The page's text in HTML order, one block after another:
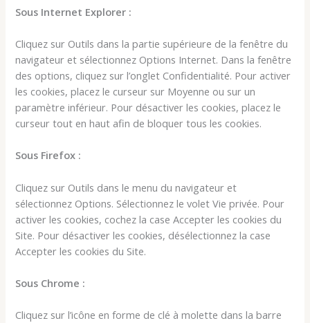
Sous Internet Explorer :
Cliquez sur Outils dans la partie supérieure de la fenêtre du
navigateur et sélectionnez Options Internet. Dans la fenêtre
des options, cliquez sur l’onglet Confidentialité. Pour activer
les cookies, placez le curseur sur Moyenne ou sur un
paramètre inférieur. Pour désactiver les cookies, placez le
curseur tout en haut afin de bloquer tous les cookies.
Sous Firefox :
Cliquez sur Outils dans le menu du navigateur et
sélectionnez Options. Sélectionnez le volet Vie privée. Pour
activer les cookies, cochez la case Accepter les cookies du
Site. Pour désactiver les cookies, désélectionnez la case
Accepter les cookies du Site.
Sous Chrome :
Cliquez sur l’icône en forme de clé à molette dans la barre